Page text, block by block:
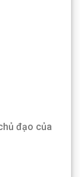
đạo của